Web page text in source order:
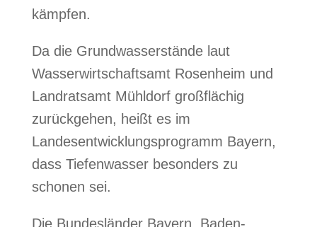
kämpfen.
Da die Grundwasserstände laut
Wasserwirtschaftsamt Rosenheim und
Landratsamt Mühldorf großflächig
zurückgehen, heißt es im
Landesentwicklungsprogramm Bayern,
dass Tiefenwasser besonders zu
schonen sei.
Die Bundesländer Bayern, Baden-